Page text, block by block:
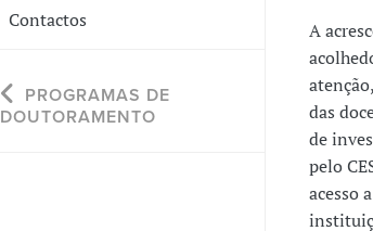
Contactos
PROGRAMAS DE
DOUTORAMENTO
A
das
de
pelo
acesso